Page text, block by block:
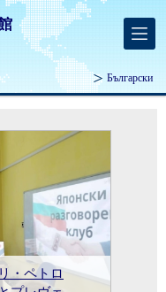
Български
・ペトロ
によるブ
の支援 ―
特区
キ学校訪問